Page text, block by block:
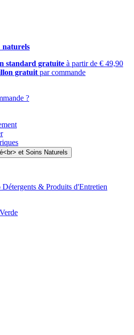
naturels
standard gratuite à partir de € 49,90
gratuit par commande
?
Détergents & Produits d'Entretien